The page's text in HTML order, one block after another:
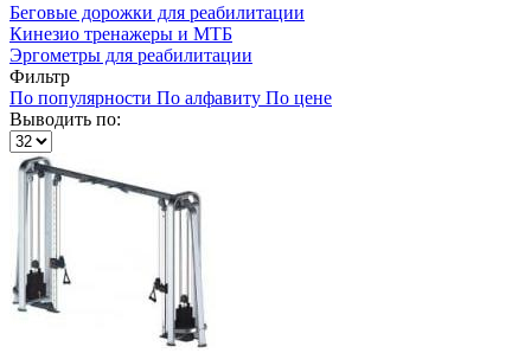
Беговые дорожки для реабилитации
Кинезио тренажеры и МТБ
Эргометры для реабилитации
Фильтр
По популярности По алфавиту По цене
Выводить по: